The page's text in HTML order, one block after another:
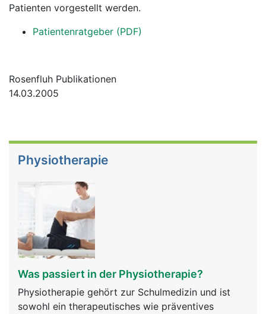
Patienten vorgestellt werden.
Patientenratgeber (PDF)
Rosenfluh Publikationen
14.03.2005
Physiotherapie
Was passiert in der Physiotherapie?
Physiotherapie gehört zur Schulmedizin und ist
sowohl ein therapeutisches wie präventives